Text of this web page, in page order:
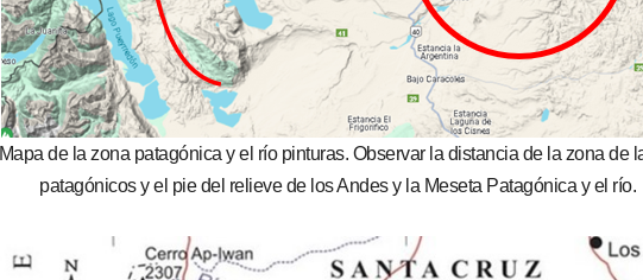
Mapa de la zona patagónica y el río pinturas. Observar la distancia de la zona de
patagónicos y el pie del relieve de los Andes y la Meseta Patagónica y el río.